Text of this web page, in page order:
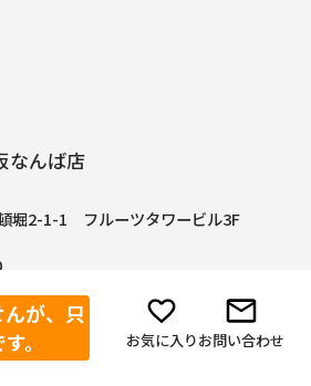
が、只
。
お気に入りお問い合わせ
なんば店
堀2-1-1
フルーツタワービル3F
チラ